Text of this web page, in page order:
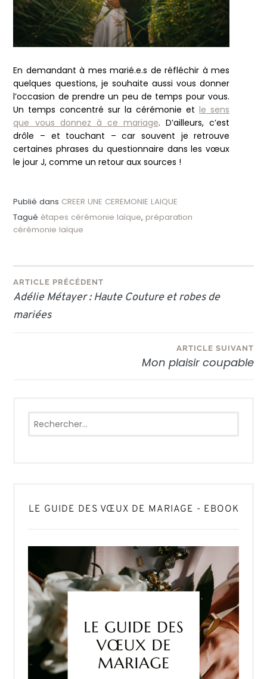
En demandant à mes marié.e.s de réfléchir à mes
quelques questions, je souhaite aussi vous donner
l’occasion de prendre un peu de temps pour vous.
Un temps concentré sur la cérémonie etle sens
que vous donnez à ce mariage. D’ailleurs, c’est
drôle – et touchant – car souvent je retrouve
certaines phrases du questionnaire dans les vœux
le jour J, comme un retour aux sources !
Publié dans CREER UNE CEREMONIE LAIQUE
Tagué étapes cérémonie laïque,préparation
cérémonie laïque
Navigation
de
ARTICLE PRÉCÉDENT
Adélie Métayer : Haute Couture et robes de
mariées
ARTICLE SUIVANT
Mon plaisir coupable
LE GUIDE DES VŒUX DE MARIAGE - EBOOK